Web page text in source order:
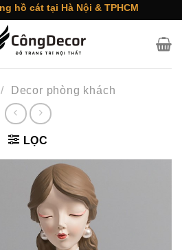
hồ cát tại Hà Nội & TPHCM
/ Decor phòng khách
LỌC